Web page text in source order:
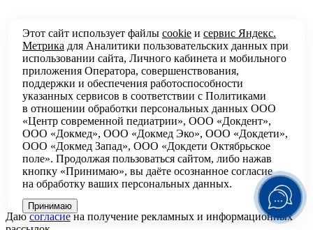
Даюсогласиена получение рекламных и информационных
Этот сайт использует файлы cookie и сервис Яндекс.
Метрика для Аналитики пользовательских данных при
использовании сайта, Личного кабинета и мобильного
приложения Оператора, совершенствования,
поддержки и обеспечения работоспособности
указанных сервисов в соответствии с Политиками
в отношении обработки персональных данных ООО
«Центр современной педиатрии», ООО «Докдент»,
ООО «Докмед», ООО «Докмед Эко», ООО «Докдети»,
ООО «Докмед Запад», ООО «Докдети Октябрьское
поле». Продолжая пользоваться сайтом, либо нажав
кнопку «Принимаю», вы даёте осознанное согласие
на обработку ваших персональных данных.
Принимаю